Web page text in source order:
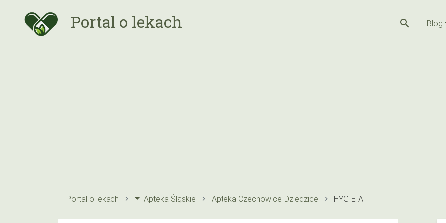
Portal o lekach search Blog
Portal o lekach Apteka Śląskie Apteka Czechowice-Dziedzice HYGIEIA